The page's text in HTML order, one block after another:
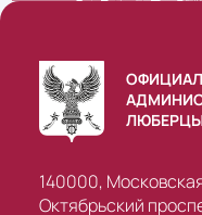
140000,
Октябрьский